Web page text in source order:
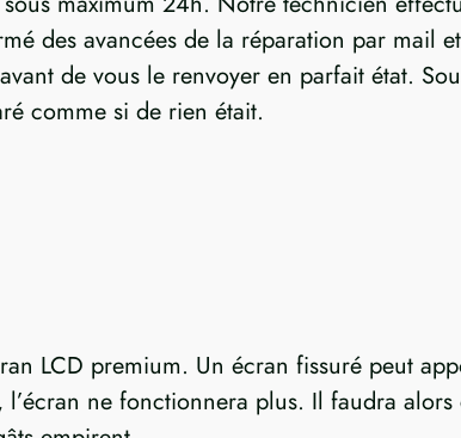
des avancées de la réparation par mail
de vous le renvoyer en parfait état.
comme si de rien était.
LCD premium. Un écran fissuré peut
ne fonctionnera plus. Il faudra